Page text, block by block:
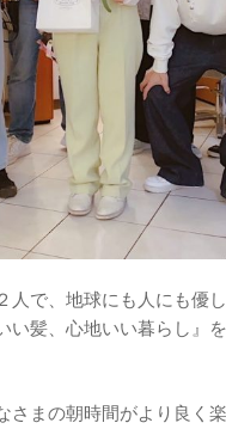
人で、地球にも人にも優
い髪、心地いい暮らし』
さまの朝時間がより良く